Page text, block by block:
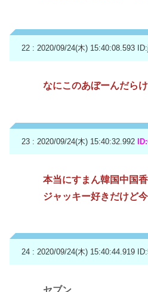
22 : 2020/09/24(木) 15:40:08.593
なにこのあぼーんだら
23 : 2020/09/24(木) 15:40:32.992
本当にすまん韓国中国
ジャッキー好きだけど
24 : 2020/09/24(木) 15:40:44.919